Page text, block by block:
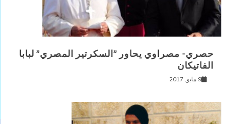
حصري- مصراوي يحاور ”السكرتير المصري” لبابا
الفاتيكان
9 مايو, 2017